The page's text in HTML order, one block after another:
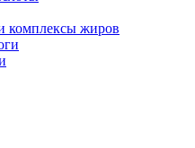
комплексы жиров